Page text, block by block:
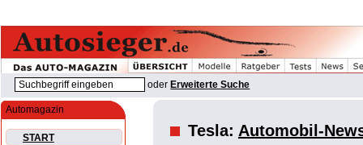
oder Erweiterte Suche
Automagazin
START
Tesla: Automobil-